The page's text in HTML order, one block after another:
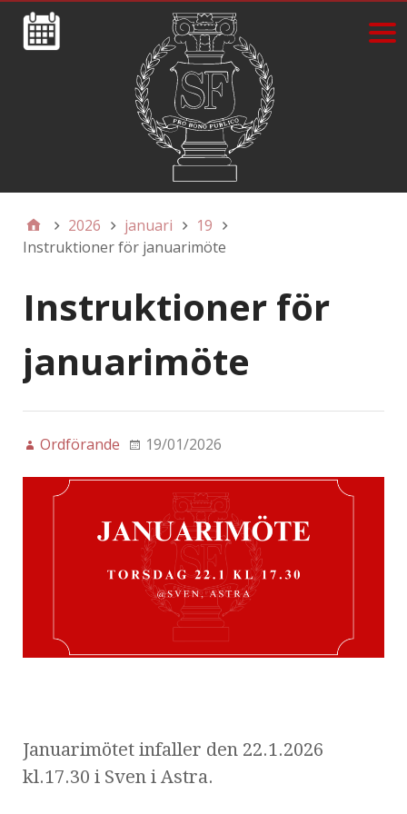
2026 januari
19
Instruktioner för januarimöte
Instruktioner för
januarimöte
Ordförande 19/01/2026
Januarimötet infaller den 22.1.2026
kl.17.30 i Sven i Astra.